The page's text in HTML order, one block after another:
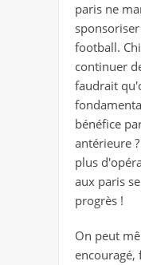
paris ne
football.
continuer
faudrait
bénéfice
antérieure
plus
aux paris
progrès !
On peut